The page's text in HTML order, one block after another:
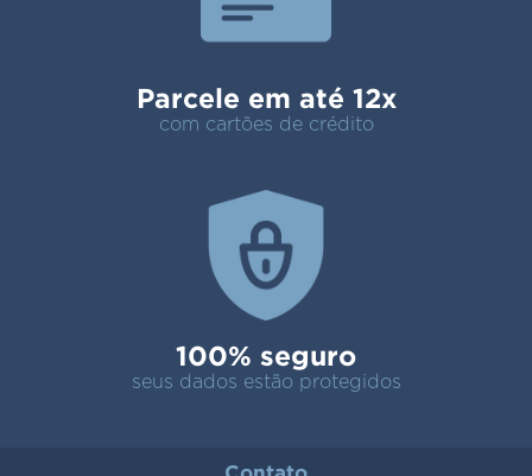
Parcele em até 12x
com cartões de crédito
100% seguro
seus dados estão protegidos